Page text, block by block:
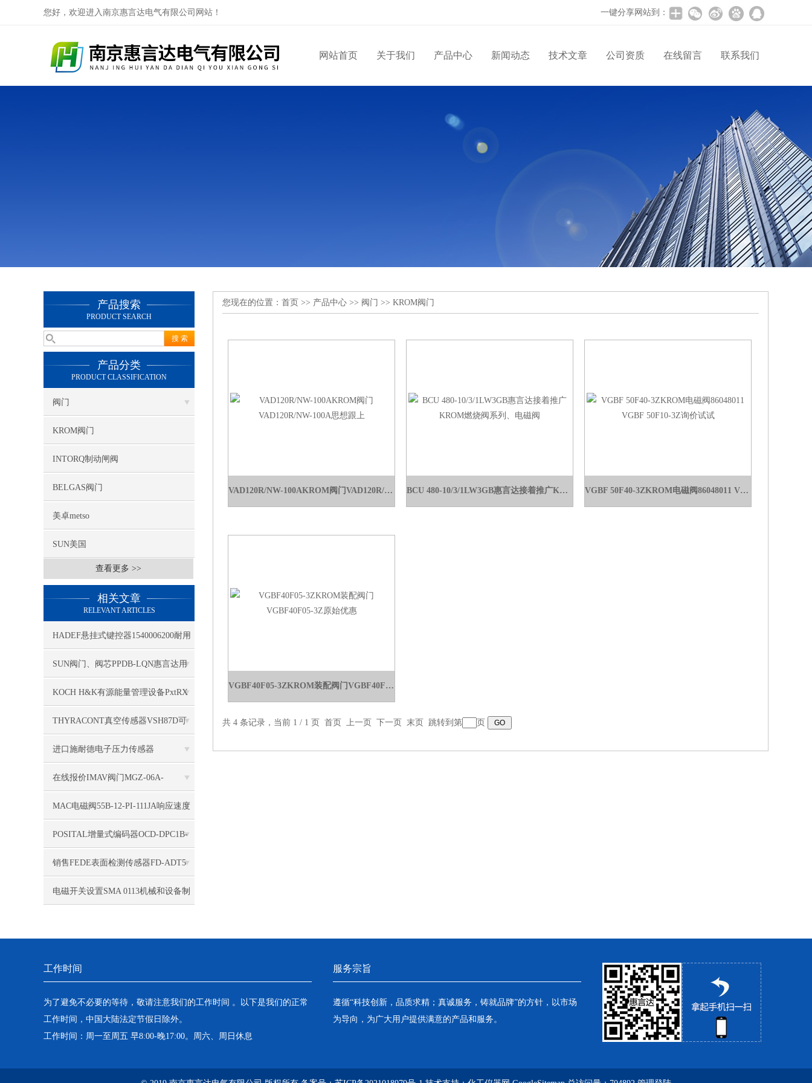
您好，欢迎进入南京惠言达电气有限公司网站！ 一键分享网站到：
网站首页 关于我们 产品中心 新闻动态 技术文章 公司资质 在线留言 联系我们
产品搜索
PRODUCT SEARCH
产品分类
PRODUCT CLASSIFICATION
阀门
KROM阀门
INTORQ制动闸阀
BELGAS阀门
美卓metso
SUN美国
查看更多 >>
相关文章
RELEVANT ARTICLES
HADEF悬挂式键控器1540006200耐用
不易坏
SUN阀门、阀芯PPDB-LQN惠言达用
心推广与服务
KOCH H&K有源能量管理设备PxtRX
已更新于2023
THYRACONT真空传感器VSH87D可
提高耐用性
进口施耐德电子压力传感器
XMLP001GD11F简介
在线报价IMAV阀门MGZ-06A-
AA/08+BB/08-04
MAC电磁阀55B-12-PI-111JA响应速度
快
POSITAL增量式编码器OCD-DPC1B-
1213-C100-H3P
销售FEDE表面检测传感器FD-ADT5
电磁开关设置SMA 0113机械和设备制
您现在的位置： 首页 >> 产品中心 >> 阀门 >> KROM阀门
VAD120R/NW-100AKROM阀门VAD120R/NW-100A思想跟上 BCU 480-10/3/1LW3GB惠言达接着推广KROM燃烧阀系列、电磁阀 VGBF 50F40-3ZKROM电磁阀86048011 VGBF 50F10-3Z询价试试
VGBF40F05-3ZKROM装配阀门VGBF40F05-3Z原始优惠
共 4 条记录，当前 1 / 1 页 首页 上一页 下一页 末页 跳转到第 页
工作时间
为了避免不必要的等待，敬请注意我们的工作时间 。以下是我们的正常
工作时间，中国大陆法定节假日除外。
工作时间：周一至周五 早8:00-晚17:00。周六、周日休息
服务宗旨
遵循“科技创新，品质求精；真诚服务，铸就品牌”的方针，以市场
为导向，为广大用户提供满意的产品和服务。